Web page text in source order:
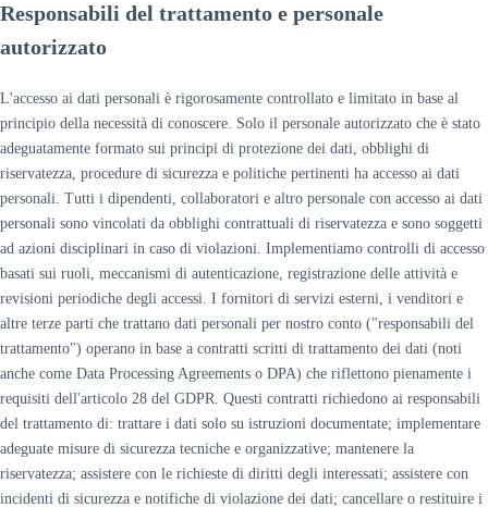
Responsabili del trattamento e personale
autorizzato
L'accesso ai dati personali è rigorosamente controllato e limitato in base al
principio della necessità di conoscere. Solo il personale autorizzato che è stato
adeguatamente formato sui principi di protezione dei dati, obblighi di
riservatezza, procedure di sicurezza e politiche pertinenti ha accesso ai dati
personali. Tutti i dipendenti, collaboratori e altro personale con accesso ai dati
personali sono vincolati da obblighi contrattuali di riservatezza e sono soggetti
ad azioni disciplinari in caso di violazioni. Implementiamo controlli di accesso
basati sui ruoli, meccanismi di autenticazione, registrazione delle attività e
revisioni periodiche degli accessi. I fornitori di servizi esterni, i venditori e
altre terze parti che trattano dati personali per nostro conto ("responsabili del
trattamento") operano in base a contratti scritti di trattamento dei dati (noti
anche come Data Processing Agreements o DPA) che riflettono pienamente i
requisiti dell'articolo 28 del GDPR. Questi contratti richiedono ai responsabili
del trattamento di: trattare i dati solo su istruzioni documentate; implementare
adeguate misure di sicurezza tecniche e organizzative; mantenere la
riservatezza; assistere con le richieste di diritti degli interessati; assistere con
incidenti di sicurezza e notifiche di violazione dei dati; cancellare o restituire i